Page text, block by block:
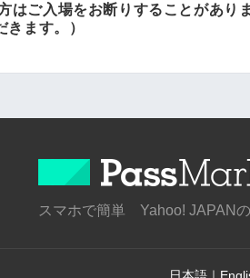
ご入場をお断りすることがありま
ます。）
スマホで簡単 Yahoo! JAPAN